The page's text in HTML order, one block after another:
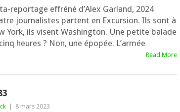
repor­tage effré­né d’Alex Garland, 2024
jour­na­listes partent en Excursion. Ils sont à
York, ils visent Washington. Une petite balade
heures ? Non, une épo­pée. L’armée
Read More
8 mars 2023